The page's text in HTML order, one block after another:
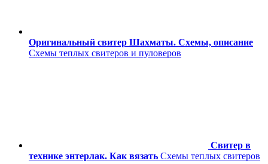
Оригинальный свитер Шахматы. Схемы, описание
Схемы теплых свитеров и пуловеров
Свитер в
технике энтерлак. Как вязать Схемы теплых свитеров